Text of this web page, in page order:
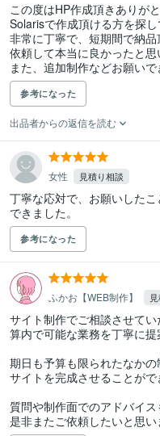
この度はHP作成頂きありが
Solarisで作成頂ける方を探し
非常に丁寧で、短期間で納品
依頼して本当に良かったと思
また、追加制作などお願いで
参考になった
出品者からの返信を読む
女性 見積り相談
丁寧な応対で、お願いした
できました。
参考になった
ふかお【WEB制作】
サイト制作でご相談させて
算内で可能な業務を丁寧に提
期日も予算も限られたなか
サイトを完成させることがで
質問や制作面でのアドバイス
是非またご依頼したいと思い